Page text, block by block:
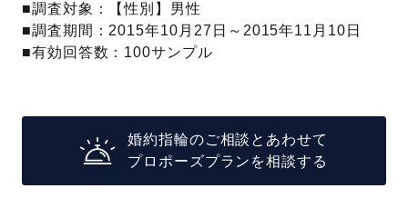
■調査対象：【性別】男性
■調査期間：2015年10月27日～2015年11月10日
■有効回答数：100サンプル
婚約指輪のご相談とあわせて
プロポーズプランを相談する